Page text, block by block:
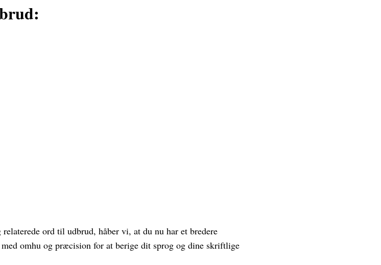
ord til udbrud, håber vi, at du nu har et bredere
omhu og præcision for at berige dit sprog og dine skriftlige